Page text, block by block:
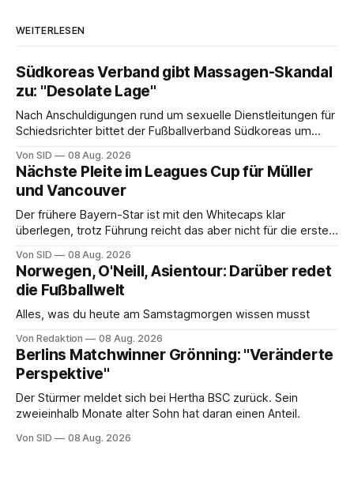
WEITERLESEN
Südkoreas Verband gibt Massagen-Skandal
zu: "Desolate Lage"
Nach Anschuldigungen rund um sexuelle Dienstleitungen für
Schiedsrichter bittet der Fußballverband Südkoreas um
Von SID 08 Aug. 2026
Nächste Pleite im Leagues Cup für Müller
und Vancouver
Der frühere Bayern-Star ist mit den Whitecaps klar
überlegen, trotz Führung reicht das aber nicht für die ersten
Von SID 08 Aug. 2026
Norwegen, O'Neill, Asientour: Darüber redet
die Fußballwelt
Alles, was du heute am Samstagmorgen wissen musst
Von Redaktion 08 Aug. 2026
Berlins Matchwinner Grönning: "Veränderte
Perspektive"
Der Stürmer meldet sich bei Hertha BSC zurück. Sein
zweieinhalb Monate alter Sohn hat daran einen Anteil.
Von SID 08 Aug. 2026